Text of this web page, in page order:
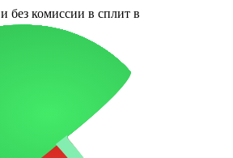
и без комиссии в сплит в